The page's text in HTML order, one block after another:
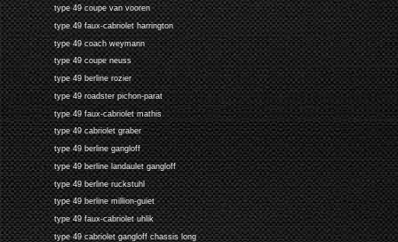
type 49 coupe van vooren
type 49 faux-cabriolet harrington
type 49 coach weymann
type 49 coupe neuss
type 49 berline rozier
type 49 roadster pichon-parat
type 49 faux-cabriolet mathis
type 49 cabriolet graber
type 49 berline gangloff
type 49 berline landaulet gangloff
type 49 berline ruckstuhl
type 49 berline million-guiet
type 49 faux-cabriolet uhlik
type 49 cabriolet gangloff chassis long